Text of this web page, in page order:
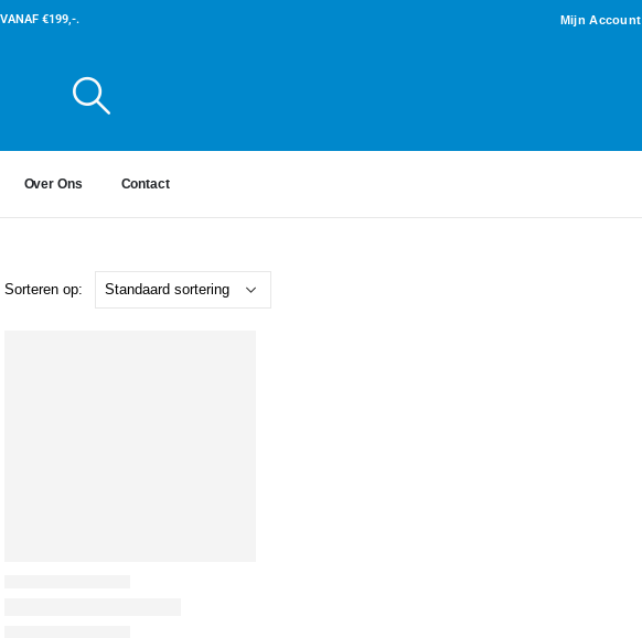
€199,-. Mijn Account
Over Ons Contact
Sorteren op: